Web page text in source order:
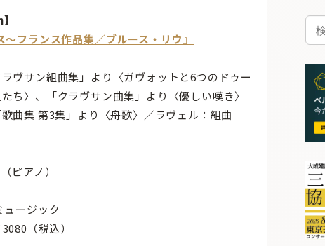
〜フランス作品集／ブルース・リウ』
ヴサン組曲集」より〈ガヴォットと6つのドゥー
ち〉、「クラヴサン曲集」より〈優しい嘆き〉
曲集 第3集」より〈舟歌〉／ラヴェル：組曲
ピアノ）
ュージック
（税込）
検
索